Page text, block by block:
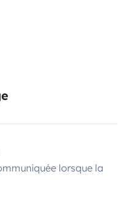
lorsque la